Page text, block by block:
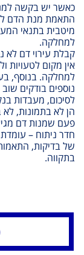
כאשר יש בקשה
התאמת מנת הדם
מיטבית בתנאי
למחלקה.
קבלת עירוי דם לא
אין מקום לטעויות
נוספים בודקים
לסיכום, מעבדות
הן לא בתמונות, לא
פעם שמנות דם
חדר ניתוח –
של בדיקות,
בתקווה.